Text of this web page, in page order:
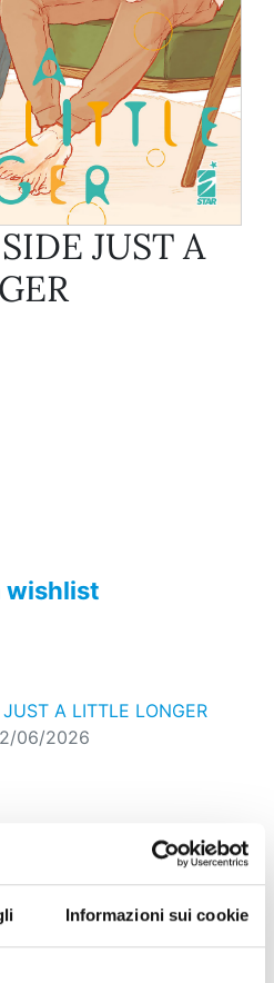
Informazioni sui cookie
JUST A
wishlist
A LITTLE LONGER
06/2026